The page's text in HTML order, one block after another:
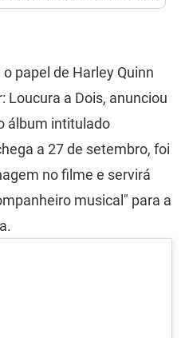
papel de Harley Quinn
Loucura a Dois, anunciou
álbum intitulado
a 27 de setembro, foi
no filme e servirá
musical" para a